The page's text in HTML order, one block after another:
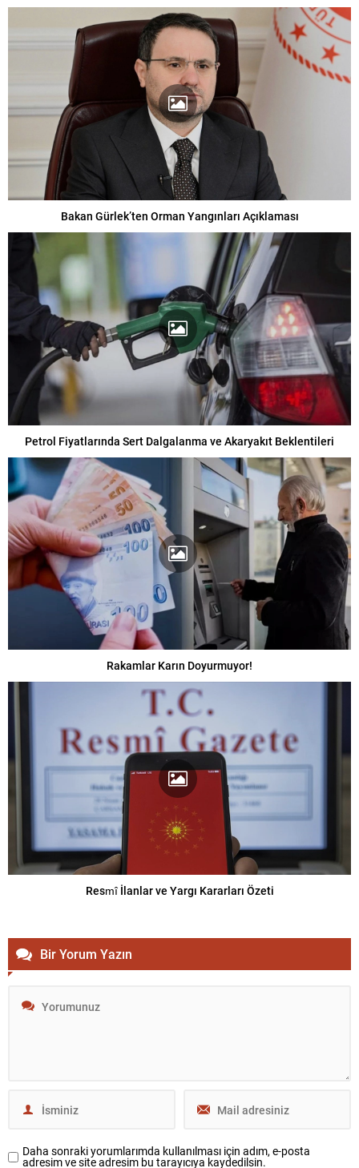
Bakan Gürlek’ten Orman Yangınları Açıklaması
Petrol Fiyatlarında Sert Dalgalanma ve Akaryakıt Beklentileri
Rakamlar Karın Doyurmuyor!
Resmî İlanlar ve Yargı Kararları Özeti
Bir Yorum Yazın
Daha sonraki yorumlarımda kullanılması için adım, e-posta
adresim ve site adresim bu tarayıcıya kaydedilsin.